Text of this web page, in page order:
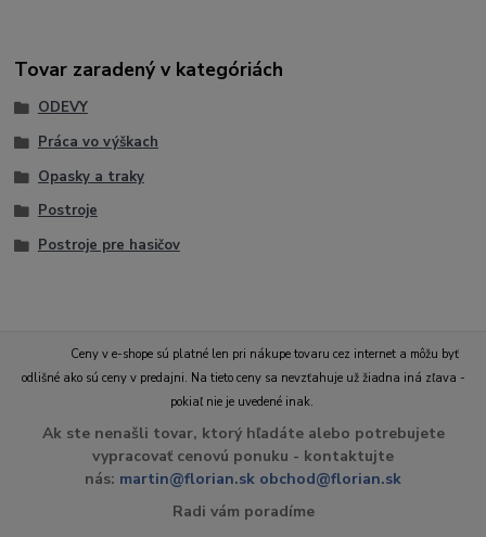
Tovar zaradený v kategóriách
ODEVY
Práca vo výškach
Opasky a traky
Postroje
Postroje pre hasičov
Ceny v e-shope sú platné len pri nákupe tovaru cez internet a môžu byť
odlišné ako sú ceny v predajni. Na tieto ceny sa nevzťahuje už žiadna iná zľava -
pokiaľ nie je uvedené inak.
Ak ste nenašli tovar, ktorý hľadáte alebo potrebujete
vypracovať cenovú ponuku - kontaktujte
nás: martin@florian.sk obchod@florian.sk
Radi vám poradíme